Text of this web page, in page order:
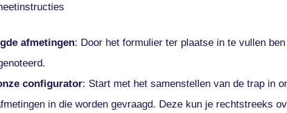
afmetingen: Door het formulier ter plaatse in te vullen
configurator: Start met het samenstellen van de trap in
in die worden gevraagd. Deze kun je rechtstreeks